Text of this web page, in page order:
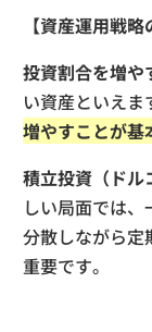
【資産運用戦略
投資割合を増や
い資産といえま
増やすことが基
積立投資（ドル
しい局面では
分散しながら定
重要です。